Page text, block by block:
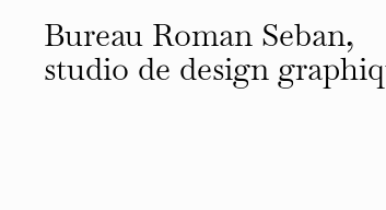
Bureau Roman Seban,
studio de design